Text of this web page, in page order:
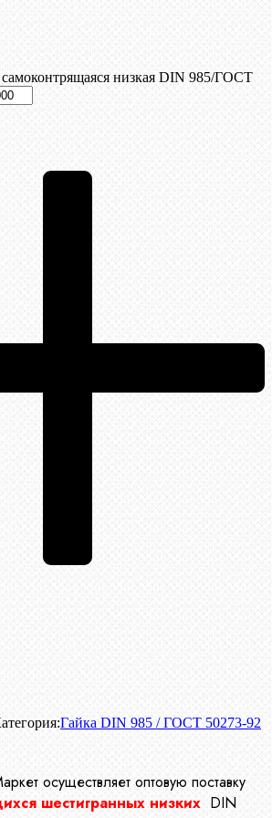
низкая DIN 985/ГОСТ
Гайка DIN 985 / ГОСТ 50273-92
осуществляет оптовую поставку
шестигранных низких DIN